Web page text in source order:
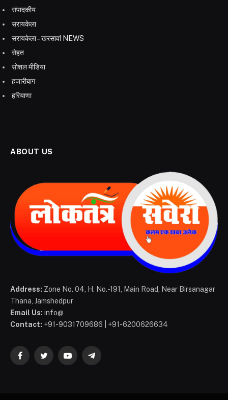
संपादकीय
सरायकेला
सरायकेला – खरसावां NEWS
सेहत
सोशल मीडिया
हजारीबाग
हरियाणा
ABOUT US
Address: Zone No. 04, H. No.-191, Main Road, Near Birsanagar
Thana, Jamshedpur
Email Us: info@
Contact: +91-9031709686 | +91-6200626634
FacebookTwitterYouTubeTelegram